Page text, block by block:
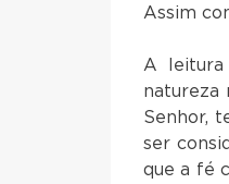
Assim
A leitura
natureza
Senhor,
ser
que a fé